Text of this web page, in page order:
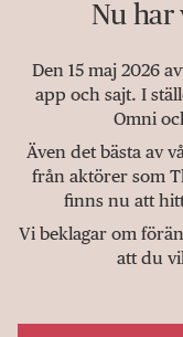
Nu har
Den 15 maj 2026
app och sajt. I
Omni
Även det bästa av
från aktörer som
finns nu att
Vi beklagar om
att du